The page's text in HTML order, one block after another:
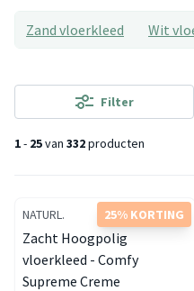
Zand vloerkleed Wit
1- 25van 332producten
Filter
25% KORTING
NATURL.
Zacht Hoogpolig
vloerkleed - Comfy
Supreme Creme